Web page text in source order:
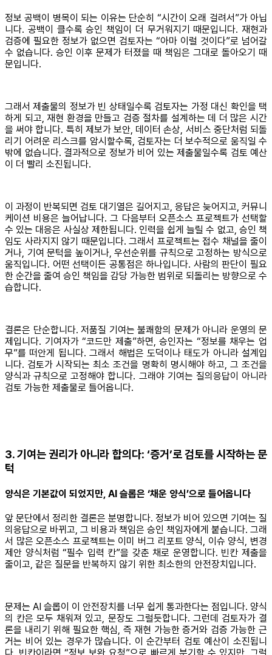
정보 공백이 병목이 되는 이유는 단순히 “시간이 오래 걸려서”가 아닙
니다. 공백이 클수록 승인 책임이 더 무거워지기 때문입니다. 재현과
검증에 필요한 정보가 없으면 검토자는 “아마 이럴 것이다”로 넘어갈
수 없습니다. 승인 이후 문제가 터졌을 때 책임은 그대로 돌아오기 때
문입니다.
그래서 제출물의 정보가 빈 상태일수록 검토자는 가정 대신 확인을 택
하게 되고, 재현 환경을 만들고 검증 절차를 설계하는 데 더 많은 시간
을 써야 합니다. 특히 제보가 보안, 데이터 손상, 서비스 중단처럼 되돌
리기 어려운 리스크를 암시할수록, 검토자는 더 보수적으로 움직일 수
밖에 없습니다. 결과적으로 정보가 비어 있는 제출물일수록 검토 예산
이 더 빨리 소진됩니다.
이 과정이 반복되면 검토 대기열은 길어지고, 응답은 늦어지고, 커뮤니
케이션 비용은 늘어납니다. 그 다음부터 오픈소스 프로젝트가 선택할
수 있는 대응은 사실상 제한됩니다. 인력을 쉽게 늘릴 수 없고, 승인 책
임도 사라지지 않기 때문입니다. 그래서 프로젝트는 접수 채널을 줄이
거나, 기여 문턱을 높이거나, 우선순위를 규칙으로 고정하는 방식으로
움직입니다. 어떤 선택이든 공통점은 하나입니다. 사람의 판단이 필요
한 순간을 줄여 승인 책임을 감당 가능한 범위로 되돌리는 방향으로 수
습합니다.
결론은 단순합니다. 저품질 기여는 불쾌함의 문제가 아니라 운영의 문
제입니다. 기여자가 “코드만 제출”하면, 승인자는 “정보를 채우는 업
무”를 떠안게 됩니다. 그래서 해법은 도덕이나 태도가 아니라 설계입
니다. 검토가 시작되는 최소 조건을 명확히 명시해야 하고, 그 조건을
양식과 규칙으로 고정해야 합니다. 그래야 기여는 질의응답이 아니라
검토 가능한 제출물로 들어옵니다.
3. 기여는 권리가 아니라 합의다: ‘증거’로 검토를 시작하는 문
턱
양식은 기본값이 되었지만, AI 슬롭은 ‘채운 양식’으로 들어옵니다
앞 문단에서 정리한 결론은 분명합니다. 정보가 비어 있으면 기여는 질
의응답으로 바뀌고, 그 비용과 책임은 승인 책임자에게 붙습니다. 그래
서 많은 오픈소스 프로젝트는 이미 버그 리포트 양식, 이슈 양식, 변경
제안 양식처럼 “필수 입력 칸”을 갖춘 채로 운영합니다. 빈칸 제출을
줄이고, 같은 질문을 반복하지 않기 위한 최소한의 안전장치입니다.
문제는 AI 슬롭이 이 안전장치를 너무 쉽게 통과한다는 점입니다. 양식
의 칸은 모두 채워져 있고, 문장도 그럴듯합니다. 그런데 검토자가 결
론을 내리기 위해 필요한 핵심, 즉 재현 가능한 증거와 검증 가능한 근
거는 비어 있는 경우가 많습니다. 이 순간부터 검토 예산이 소진됩니